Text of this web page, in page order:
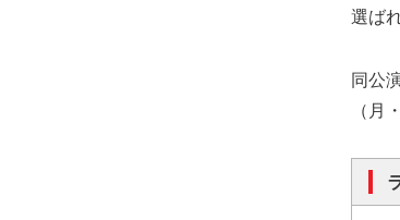
選ば
同公
（